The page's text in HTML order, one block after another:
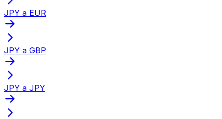
JPY a EUR
JPY a GBP
JPY a JPY